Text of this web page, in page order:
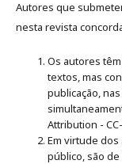
Autores que
nesta revista
Os autores
textos, mas
publicação,
Attribution - CC-
Em virtude
público, são